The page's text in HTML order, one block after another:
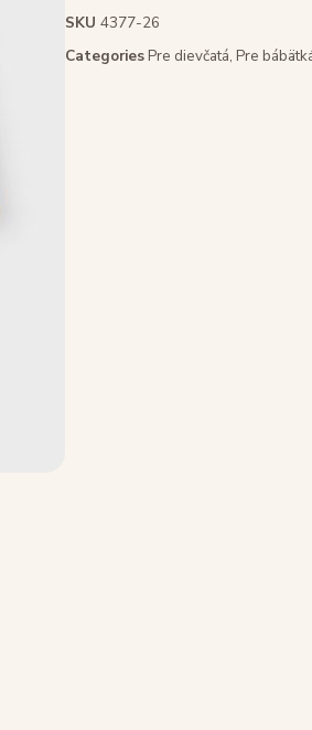
SKU 4377-26
CategoriesPre dievčatá, Pre